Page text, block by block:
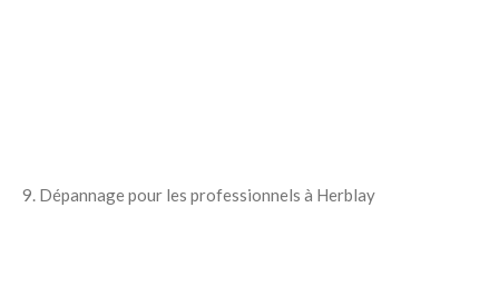
9. Dépannage pour les professionnels à Herblay